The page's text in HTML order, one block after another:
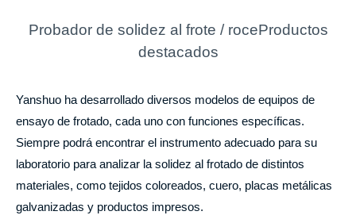
Probador de solidez al frote / roceProductos
destacados
Yanshuo ha desarrollado diversos modelos de equipos de
ensayo de frotado, cada uno con funciones específicas.
Siempre podrá encontrar el instrumento adecuado para su
laboratorio para analizar la solidez al frotado de distintos
materiales, como tejidos coloreados, cuero, placas metálicas
galvanizadas y productos impresos.